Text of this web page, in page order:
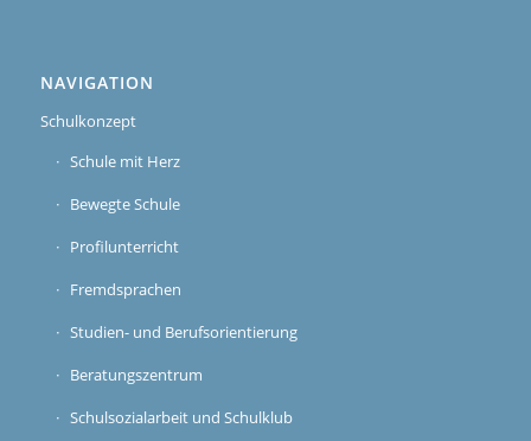
NAVIGATION
Schulkonzept
Schule mit Herz
Bewegte Schule
Profilunterricht
Fremdsprachen
Studien- und Berufsorientierung
Beratungszentrum
Schulsozialarbeit und Schulklub